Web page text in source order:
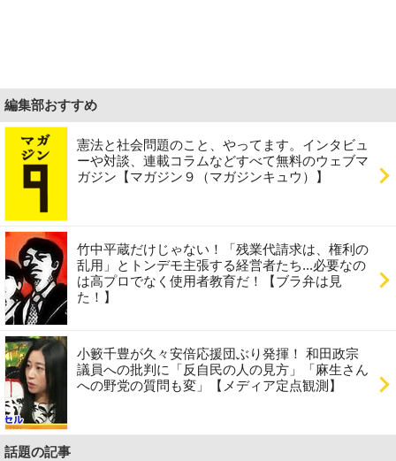
編集部おすすめ
憲法と社会問題のこと、やってます。インタビュ
ーや対談、連載コラムなどすべて無料のウェブマ
ガジン【マガジン９（マガジンキュウ）】
竹中平蔵だけじゃない！「残業代請求は、権利の
乱用」とトンデモ主張する経営者たち...必要なの
は高プロでなく使用者教育だ！【ブラ弁は見
た！】
小籔千豊が久々安倍応援団ぶり発揮！ 和田政宗
議員への批判に「反自民の人の見方」「麻生さん
への野党の質問も変」【メディア定点観測】
話題の記事